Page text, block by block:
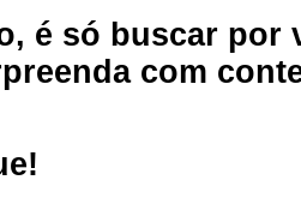
é só buscar por
com